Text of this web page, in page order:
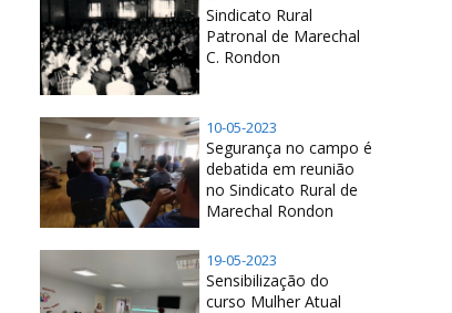
Sindicato Rural
Patronal de Marechal
C. Rondon
10-05-2023
Segurança no campo é
debatida em reunião
no Sindicato Rural de
Marechal Rondon
19-05-2023
Sensibilização do
curso Mulher Atual